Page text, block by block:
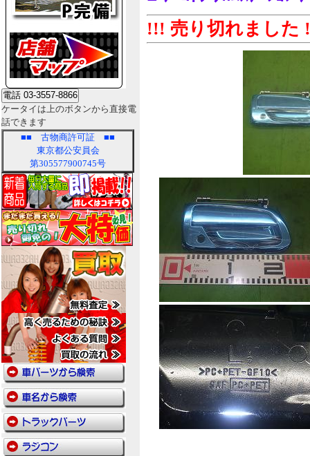
ケータイは上のボタンから直接電
話できます
■■ 古物商許可証 ■■
東京都公安員会
第305577900745号
!!! 売り切れました